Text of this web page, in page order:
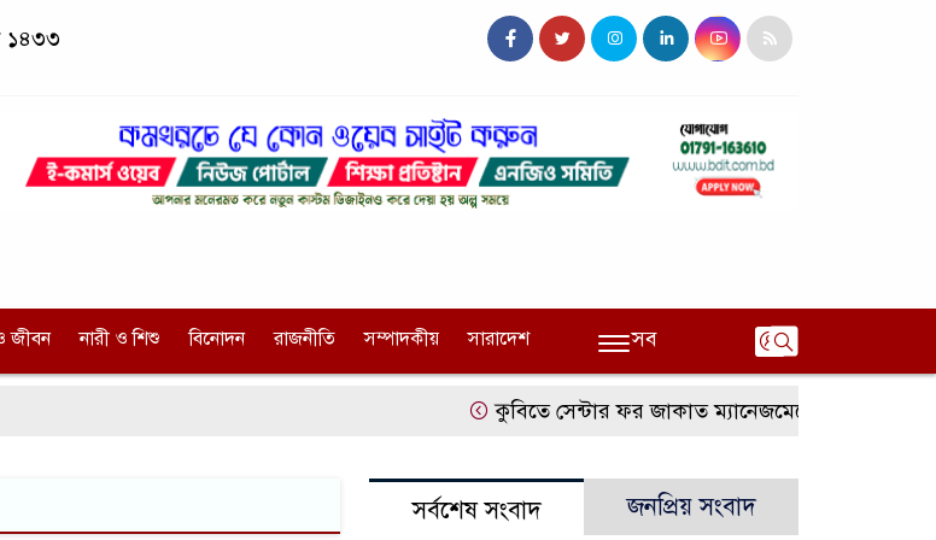
১৪৩৩
জীবন নারী ও শিশু বিনোদন রাজনীতি সম্পাদকীয় সারাদেশ সব
কুবিতে সেন্টার ফর জাকাত ম্যানেজমেন্টের উদ্যোগে বৃত্তি
সর্বশেষ সংবাদ জনপ্রিয় সংবাদ